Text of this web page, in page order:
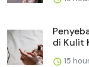
di Kulit
15